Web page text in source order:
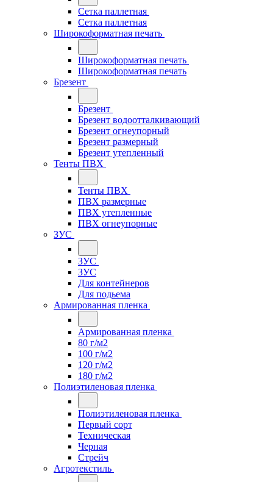
Сетка паллетная
Сетка паллетная
Широкоформатная печать
Широкоформатная печать
Широкоформатная печать
Брезент
Брезент
Брезент водоотталкивающий
Брезент огнеупорный
Брезент размерный
Брезент утепленный
Тенты ПВХ
Тенты ПВХ
ПВХ размерные
ПВХ утепленные
ПВХ огнеупорные
ЗУС
ЗУС
ЗУС
Для контейнеров
Для подьема
Армированная пленка
Армированная пленка
80 г/м2
100 г/м2
120 г/м2
180 г/м2
Полиэтиленовая пленка
Полиэтиленовая пленка
Первый сорт
Техническая
Черная
Стрейч
Агротекстиль